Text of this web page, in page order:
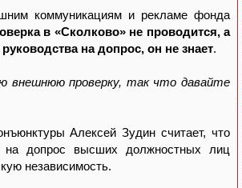
коммуникациям и рекламе фонда
в «Сколково» не проводится, а
на допрос, он не знает.
внешнюю проверку, так что давайте
Алексей Зудин считает, что
на допрос высших должностных лиц
независимость.